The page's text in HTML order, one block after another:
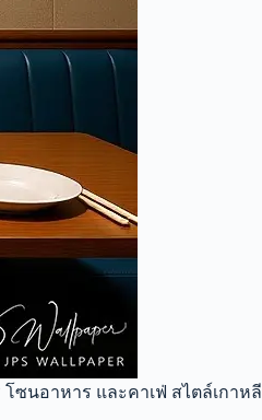
โซนอาหาร และคาเฟ่ สไตล์เกาหลี